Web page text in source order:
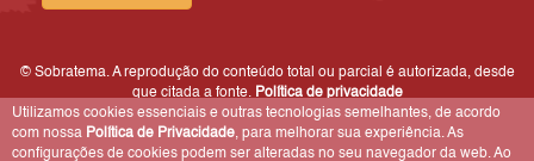
© Sobratema. A reprodução do conteúdo total ou parcial é autorizada, desde
que citada a fonte. Política de privacidade
Utilizamos cookies essenciais e outras tecnologias semelhantes, de acordo
com nossa Política de Privacidade, para melhorar sua experiência. As
configurações de cookies podem ser alteradas no seu navegador da web. Ao